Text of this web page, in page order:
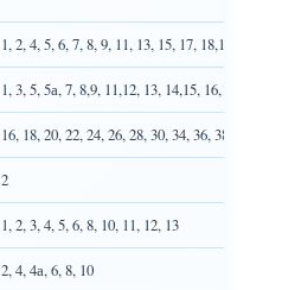
1, 2, 4, 5, 6, 7, 8, 9, 11, 13, 15, 17, 18,19,20,
1, 3, 5, 5а, 7, 8,9, 11,12, 13, 14,15, 16,17,
16, 18, 20, 22, 24, 26, 28, 30, 34, 36, 38, 40,
2
1, 2, 3, 4, 5, 6, 8, 10, 11, 12, 13
2, 4, 4а, 6, 8, 10